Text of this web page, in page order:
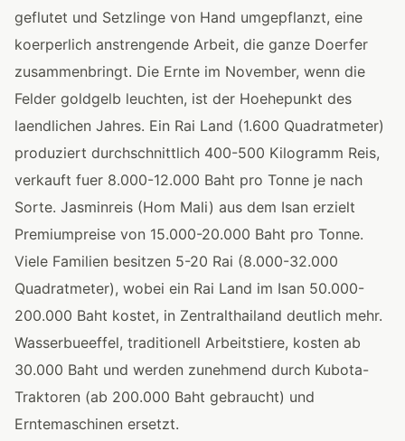
geflutet und Setzlinge von Hand umgepflanzt, eine
koerperlich anstrengende Arbeit, die ganze Doerfer
zusammenbringt. Die Ernte im November, wenn die
Felder goldgelb leuchten, ist der Hoehepunkt des
laendlichen Jahres. Ein Rai Land (1.600 Quadratmeter)
produziert durchschnittlich 400-500 Kilogramm Reis,
verkauft fuer 8.000-12.000 Baht pro Tonne je nach
Sorte. Jasminreis (Hom Mali) aus dem Isan erzielt
Premiumpreise von 15.000-20.000 Baht pro Tonne.
Viele Familien besitzen 5-20 Rai (8.000-32.000
Quadratmeter), wobei ein Rai Land im Isan 50.000-
200.000 Baht kostet, in Zentralthailand deutlich mehr.
Wasserbueeffel, traditionell Arbeitstiere, kosten ab
30.000 Baht und werden zunehmend durch Kubota-
Traktoren (ab 200.000 Baht gebraucht) und
Erntemaschinen ersetzt.